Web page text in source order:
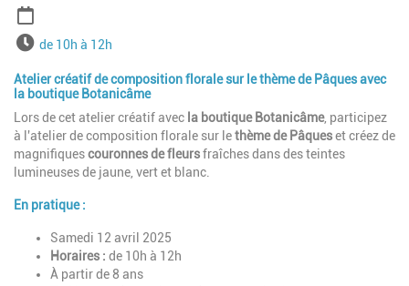
Horairesde 10h à 12h
Atelier créatif de composition florale sur le thème de Pâques avec
la boutique Botanicâme
Lors de cet atelier créatif avec la boutique Botanicâme, participez
à l'atelier de composition florale sur lethème de Pâqueset créez de
magnifiquescouronnes de fleursfraîches dans des teintes
lumineuses de jaune, vert et blanc.
En pratique :
Samedi 12 avril 2025
Horaires : de 10h à 12h
À partir de 8 ans